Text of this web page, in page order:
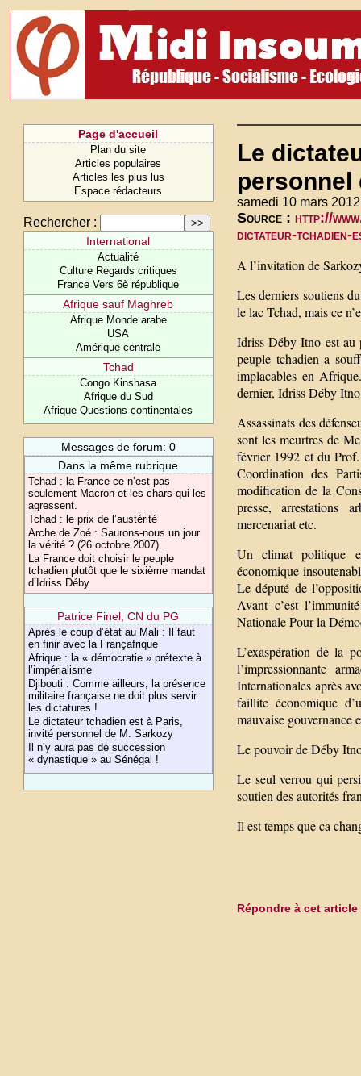
Page d'accueil
Plan du site
Articles populaires
Articles les plus lus
Espace rédacteurs
Rechercher :
International
Actualité
Culture Regards critiques
France Vers 6è république
Afrique sauf Maghreb
Afrique Monde arabe
USA
Amérique centrale
Tchad
Congo Kinshasa
Afrique du Sud
Afrique Questions continentales
Messages de forum: 0
Dans la même rubrique
Tchad : la France ce n’est pas
seulement Macron et les chars qui les
agressent.
Tchad : le prix de l’austérité
Arche de Zoé : Saurons-nous un jour
la vérité ? (26 octobre 2007)
La France doit choisir le peuple
tchadien plutôt que le sixième mandat
d’Idriss Déby
Patrice Finel, CN du PG
Après le coup d’état au Mali : Il faut
en finir avec la Françafrique
Afrique : la « démocratie » prétexte à
l’impérialisme
Djibouti : Comme ailleurs, la présence
militaire française ne doit plus servir
les dictatures !
Le dictateur tchadien est à Paris,
invité personnel de M. Sarkozy
Il n’y aura pas de succession
« dynastique » au Sénégal !
Le
personnel
samedi 10 mars
Source : http://
dictateur-tchadien-
A l’invitation de
Les derniers soutiens
le lac Tchad, mais ce
Idriss Déby Itno est au
peuple tchadien a
implacables en
dernier, Idriss Déby
Assassinats des
sont les meurtres de
février 1992 et du
Coordination des
modification de la
presse, arrestations
mercenariat etc.
Un climat politique
économique
Le député de
Avant c’est
Nationale Pour la
L’exaspération de la
l’impressionnante
Internationales après
faillite économique
mauvaise gouvernance
Le pouvoir de Déby
Le seul verrou qui
soutien des autorités
Il est temps que ca
Répondre à cet article